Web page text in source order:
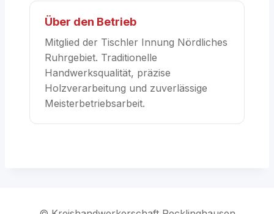
Über den Betrieb
Mitglied der Tischler Innung Nördliches
Ruhrgebiet. Traditionelle
Handwerksqualität, präzise
Holzverarbeitung und zuverlässige
Meisterbetriebsarbeit.